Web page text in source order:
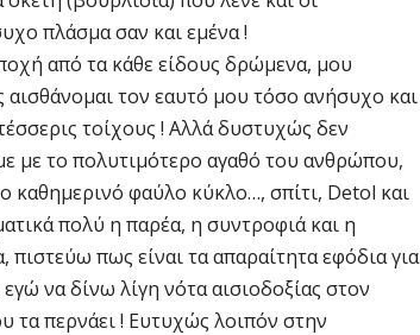
πλάσμα σαν και εμένα !
από τα κάθε είδους δρώμενα, μου
τον εαυτό μου τόσο ανήσυχο και
τοίχους ! Αλλά δυστυχώς δεν
με το πολυτιμότερο αγαθό του ανθρώπου,
καθημερινό φαύλο κύκλο…, σπίτι, Detol και
πολύ η παρέα, η συντροφιά και η
πιστεύω πως είναι τα απαραίτητα εφόδια για
να δίνω λίγη νότα αισιοδοξίας στον
τα περνάει ! Ευτυχώς λοιπόν στην